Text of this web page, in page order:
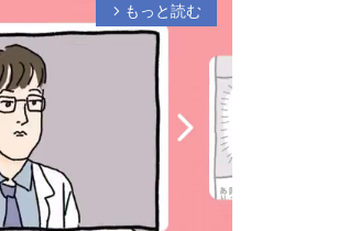
arrow_forward_ios もっと読む